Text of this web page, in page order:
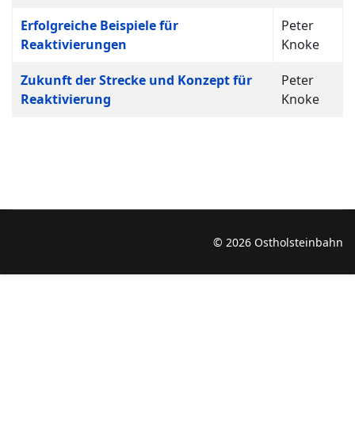
Erfolgreiche Beispiele für
Reaktivierungen
Peter
Knoke
Zukunft der Strecke und Konzept für
Reaktivierung
Peter
Knoke
© 2026 Ostholsteinbahn